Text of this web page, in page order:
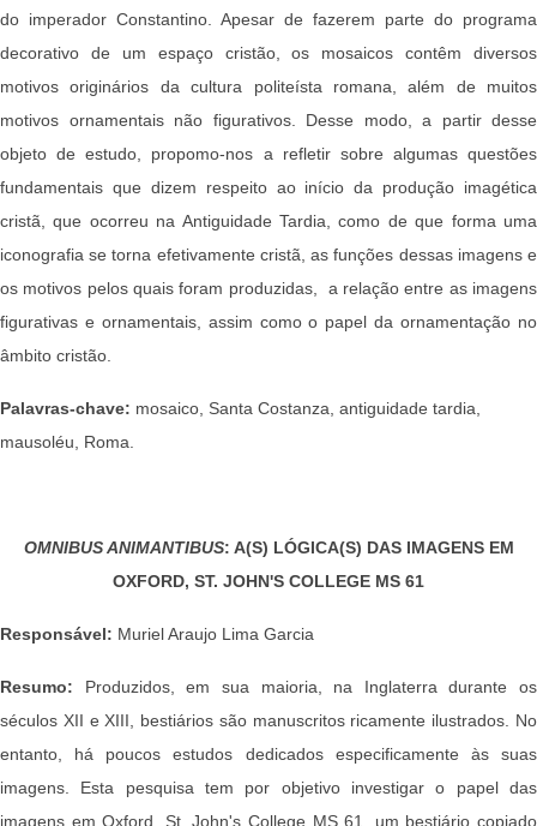
do imperador Constantino. Apesar de fazerem parte do programa
decorativo de um espaço cristão, os mosaicos contêm diversos
motivos originários da cultura politeísta romana, além de muitos
motivos ornamentais não figurativos. Desse modo, a partir desse
objeto de estudo, propomo-nos a refletir sobre algumas questões
fundamentais que dizem respeito ao início da produção imagética
cristã, que ocorreu na Antiguidade Tardia, como de que forma uma
iconografia se torna efetivamente cristã, as funções dessas imagens e
os motivos pelos quais foram produzidas, a relação entre as imagens
figurativas e ornamentais, assim como o papel da ornamentação no
âmbito cristão.
Palavras-chave: mosaico, Santa Costanza, antiguidade tardia,
mausoléu, Roma.
OMNIBUS ANIMANTIBUS: A(S) LÓGICA(S) DAS IMAGENS EM
OXFORD, ST. JOHN'S COLLEGE MS 61
Responsável: Muriel Araujo Lima Garcia
Resumo: Produzidos, em sua maioria, na Inglaterra durante os
séculos XII e XIII, bestiários são manuscritos ricamente ilustrados. No
entanto, há poucos estudos dedicados especificamente às suas
imagens. Esta pesquisa tem por objetivo investigar o papel das
imagens em Oxford, St. John's College MS 61, um bestiário copiado